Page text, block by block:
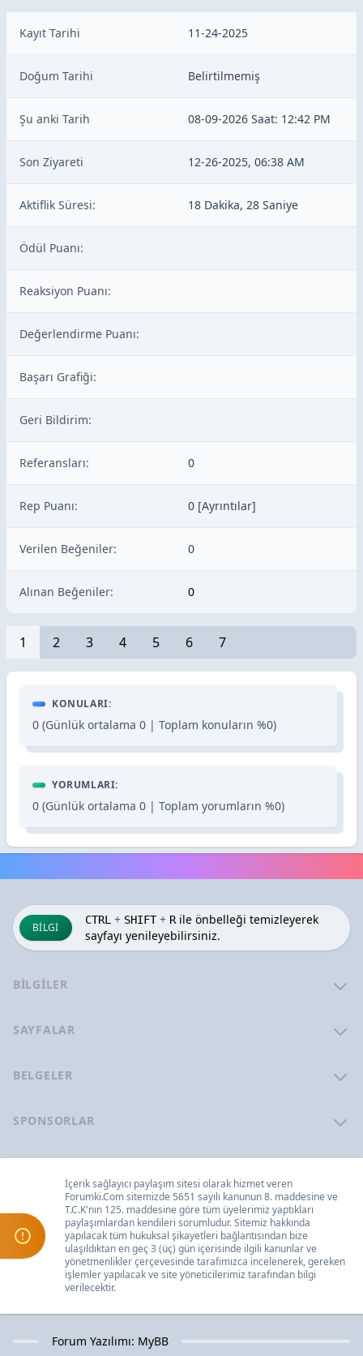
Kayıt Tarihi 11-24-2025
Doğum Tarihi Belirtilmemiş
Şu anki Tarih 08-09-2026 Saat: 12:42 PM
Son Ziyareti 12-26-2025, 06:38 AM
Aktiflik Süresi: 18 Dakika, 28 Saniye
Ödül Puanı:
Reaksiyon Puanı:
Değerlendirme Puanı:
Başarı Grafiği:
Geri Bildirim:
Referansları: 0
Rep Puanı: 0 [Ayrıntılar]
Verilen Beğeniler: 0
Alınan Beğeniler: 0
1 2 3 4 5 6 7
KONULARI:
0 (Günlük ortalama 0 | Toplam konuların %0)
YORUMLARI:
0 (Günlük ortalama 0 | Toplam yorumların %0)
BILGI
CTRL + SHIFT + Rile önbelleği temizleyerek
sayfayı yenileyebilirsiniz.
BILGILER
SAYFALAR
BELGELER
SPONSORLAR
İçerik sağlayıcı paylaşım sitesi olarak hizmet veren
Forumki.Comsitemizde 5651 sayılı kanunun 8. maddesine ve
T.C.K'nın 125. maddesine göre tüm üyelerimiz yaptıkları
paylaşımlardan kendileri sorumludur. Sitemiz hakkında
yapılacak tüm hukuksal şikayetleri bağlantısından bize
ulaşıldıktan en geç 3 (üç) gün içerisinde ilgili kanunlar ve
yönetmenlikler çerçevesinde tarafımızca incelenerek, gereken
işlemler yapılacak ve site yöneticilerimiz tarafından bilgi
verilecektir.
Forum Yazılımı: MyBB